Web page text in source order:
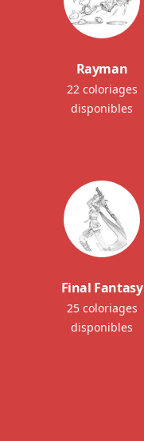
Rayman
22 coloriages
disponibles
Final Fantasy
25 coloriages
disponibles